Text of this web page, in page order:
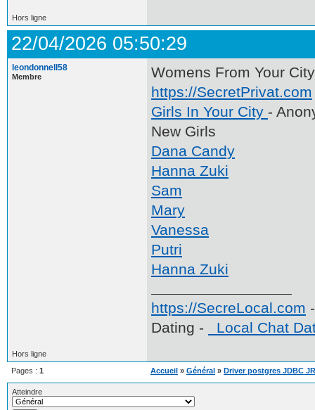
Hors ligne
22/04/2026 05:50:29
leondonnell58
Membre
Womens From Your
https://SecretPrivat.com
Girls In Your City -
New Girls
Dana Candy
Hanna Zuki
Sam
Mary
Vanessa
Putri
Hanna Zuki
https://SecreLocal.com
Dating -
Local Chat
Hors ligne
Pages : 1 Accueil » Général » Driver postgres JDBC
Atteindre